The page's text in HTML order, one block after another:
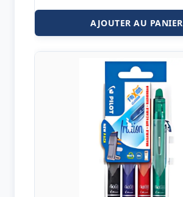
AJOUTER AU PANIER